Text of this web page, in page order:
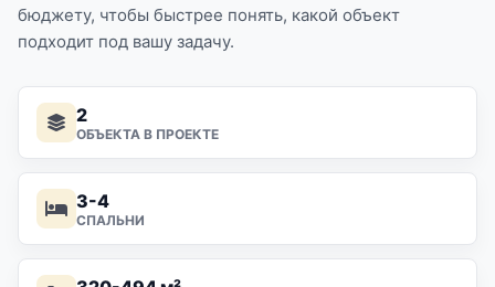
бюджету, чтобы быстрее понять, какой объект
подходит под вашу задачу.
2
ОБЪЕКТА В ПРОЕКТЕ
3-4
СПАЛЬНИ